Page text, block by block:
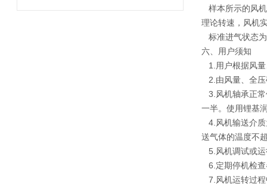
样本所示的风
理论转速，风机
标准进气状态
六、用户须知
1.用户根据风量
2.由风量、全压
3.风机轴承正
一半。使用锂基
4.风机输送介质
送气体的温度不
5.风机调试或运
6.定期停机检查
7.风机运转过程